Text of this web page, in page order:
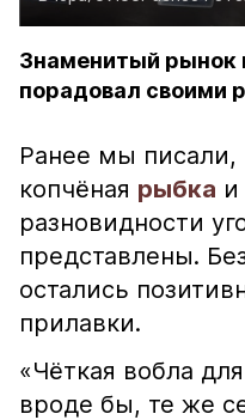
Знаменитый рынок
порадовал своими
Ранее мы
копчёная рыбка и
разновидности
представлены.
остались
прилавки.
«Чёткая вобла
вроде бы, те же